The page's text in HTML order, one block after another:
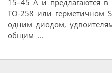
15–45 А и предлагаются в
TO-258 или герметичном
одним диодом,
общим ...